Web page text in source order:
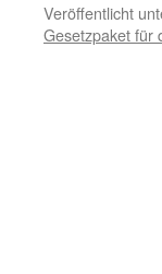
Veröffentlicht
Gesetzpaket für